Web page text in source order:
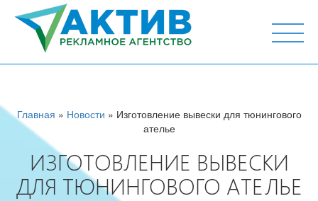
г. Тюмень, ул. М.Горького 44, офис 204
Главная » Новости » Изготовление вывески для тюнингового
ателье
ИЗГОТОВЛЕНИЕ ВЫВЕСКИ
ДЛЯ ТЮНИНГОВОГО АТЕЛЬЕ